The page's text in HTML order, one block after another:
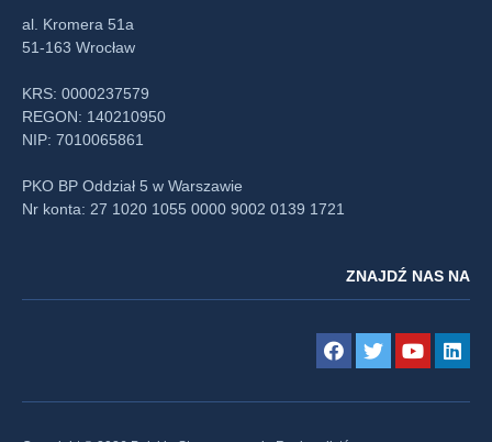
al. Kromera 51a
51-163 Wrocław
KRS: 0000237579
REGON: 140210950
NIP: 7010065861
PKO BP Oddział 5 w Warszawie
Nr konta: 27 1020 1055 0000 9002 0139 1721
ZNAJDŹ NAS NA